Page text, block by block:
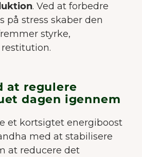
. Ved at forbedre
på stress skaber den
styrke,
at regulere
dagen igennem
et kortsigtet energiboost
med at stabilisere
at reducere det